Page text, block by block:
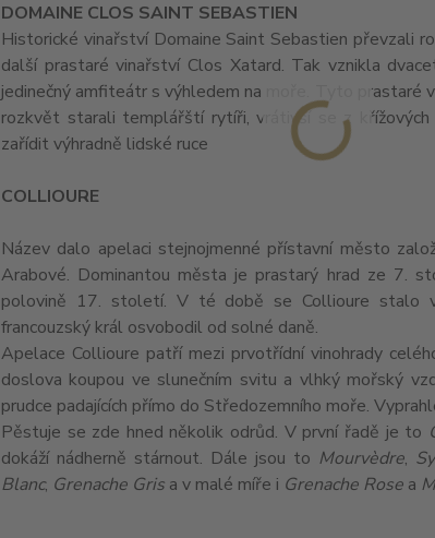
DOMAINE CLOS SAINT SEBASTIEN
Historické vinařství Domaine Saint Sebastien převzali
další prastaré vinařství Clos Xatard. Tak vznikla
jedinečný amfiteátr s výhledem na moře. Tyto prastaré
rozkvět starali templářští rytíři, vrátivší se z
zařídit výhradně lidské ruce
COLLIOURE
Název dalo apelaci stejnojmenné přístavní město
Arabové. Dominantou města je prastarý hrad ze 7.
polovině 17. století. V té době se Collioure stalo
francouzský král osvobodil od solné daně.
Apelace Collioure patří mezi prvotřídní vinohrady
doslova koupou ve slunečním svitu a vlhký mořský
prudce padajících přímo do Středozemního moře.
Pěstuje se zde hned několik odrůd. V první řadě je to
dokáží nádherně stárnout. Dále jsou to Mourvèdre,
Blanc, Grenache Grisa v malé míře i Grenache Rosea